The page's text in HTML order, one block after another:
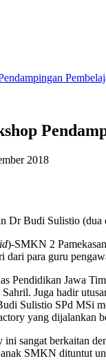
2018
Dr Budi Sulistio (dua
)-SMKN 2
para guru
Pendidikan Jawa
Juga hadir
Sulistio SPd MSi
yang dijalankan
sangat berkaitan
SMKN dituntut